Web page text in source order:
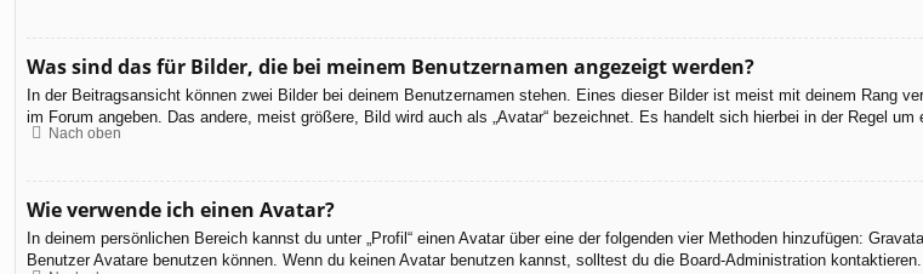
Was sind das für Bilder, die bei meinem Benutzernamen angezeigt werden?
In der Beitragsansicht können zwei Bilder bei deinem Benutzernamen stehen. Eines dieser Bilder ist meist mit deinem Rang
im Forum angeben. Das andere, meist größere, Bild wird auch als „Avatar“ bezeichnet. Es handelt sich hierbei in der Regel
Nach oben
Wie verwende ich einen Avatar?
In deinem persönlichen Bereich kannst du unter „Profil“ einen Avatar über eine der folgenden vier Methoden hinzufügen:
Benutzer Avatare benutzen können. Wenn du keinen Avatar benutzen kannst, solltest du die Board-Administration kontaktieren.